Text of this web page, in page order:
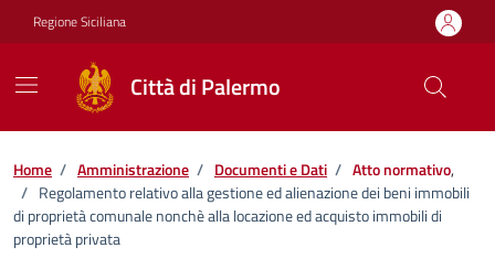
Vai ai contenuti
Vai al footer
Regione Siciliana
Città di Palermo
Home / Amministrazione / Documenti e Dati / Atto normativo,
/ Regolamento relativo alla gestione ed alienazione dei beni immobili
di proprietà comunale nonchè alla locazione ed acquisto immobili di
proprietà privata